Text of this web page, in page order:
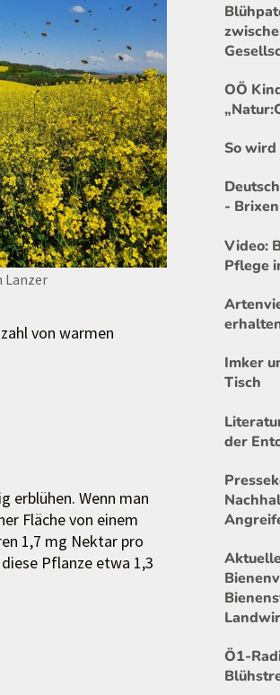
Lanzer
von warmen
erblühen. Wenn man
Fläche von einem
1,7 mg Nektar pro
Pflanze etwa 1,3
OÖ
So wird
- Brixen
Video:
Pflege
Imker
Tisch
der
Ö1-